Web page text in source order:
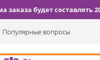
будет составлять
Популярные вопросы